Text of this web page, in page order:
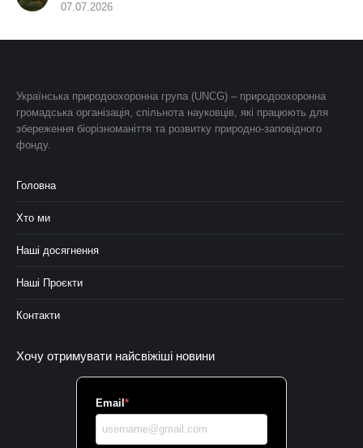
07.07.2026
Українська природоохоронна група (UNCG) – природоохоронна
громадська організація, спільнота науковців, які працюють для
збереження біорізноманіття та розвитку природно-заповідного
фонду.
Головна
Хто ми
Наші досягнення
Наші Проєкти
Контакти
Хочу отримувати найсвіжіші новини
Email *